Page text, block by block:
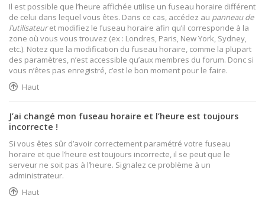
Il est possible que l’heure affichée utilise un fuseau horaire différent
de celui dans lequel vous êtes. Dans ce cas, accédez au panneau de
l’utilisateuret modifiez le fuseau horaire afin qu’il corresponde à la
zone où vous vous trouvez (ex : Londres, Paris, New York, Sydney,
etc.). Notez que la modification du fuseau horaire, comme la plupart
des paramètres, n’est accessible qu’aux membres du forum. Donc si
vous n’êtes pas enregistré, c’est le bon moment pour le faire.
Haut
J’ai changé mon fuseau horaire et l’heure est toujours
incorrecte !
Si vous êtes sûr d’avoir correctement paramétré votre fuseau
horaire et que l’heure est toujours incorrecte, il se peut que le
serveur ne soit pas à l’heure. Signalez ce problème à un
administrateur.
Haut